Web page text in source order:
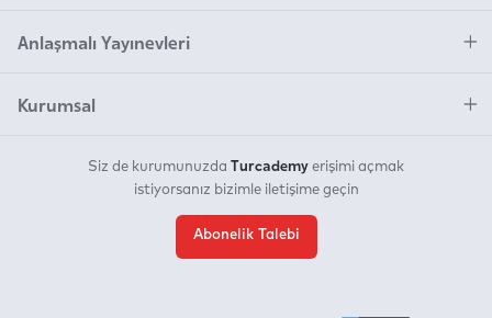
Anlaşmalı Yayınevleri
Kurumsal
Siz de kurumunuzda Turcademy erişimi açmak
istiyorsanız bizimle iletişime geçin
Abonelik Talebi